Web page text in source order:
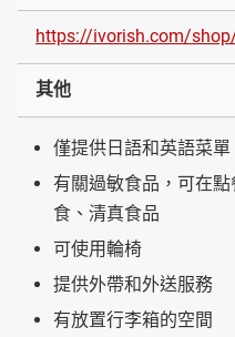
https://ivorish.com/
其他
僅提供日語和英語菜單
有關過敏食品，可在
食、清真食品
可使用輪椅
提供外帶和外送服務
有放置行李箱的空間